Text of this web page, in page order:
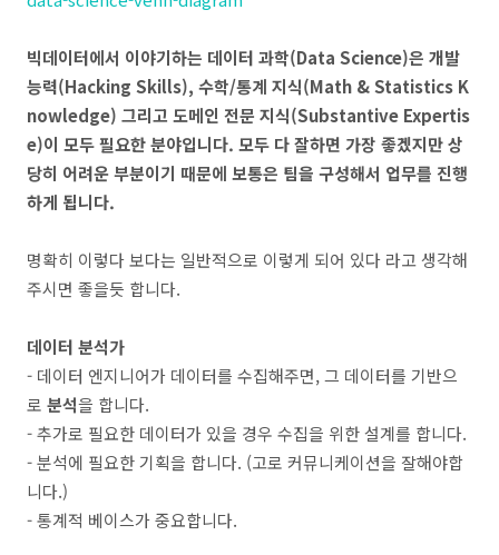
빅데이터에서 이야기하는 데이터 과학(Data Science)은 개발
능력(Hacking Skills), 수학/통계 지식(Math & Statistics K
nowledge) 그리고 도메인 전문 지식(Substantive Expertis
e)이 모두 필요한 분야입니다. 모두 다 잘하면 가장 좋겠지만 상
당히 어려운 부분이기 때문에 보통은 팀을 구성해서 업무를 진행
하게 됩니다.
명확히 이렇다 보다는 일반적으로 이렇게 되어 있다 라고 생각해
주시면 좋을듯 합니다.
데이터 분석가
- 데이터 엔지니어가 데이터를 수집해주면, 그 데이터를 기반으
로 분석을 합니다.
- 추가로 필요한 데이터가 있을 경우 수집을 위한 설계를 합니다.
- 분석에 필요한 기획을 합니다. (고로 커뮤니케이션을 잘해야합
니다.)
- 통계적 베이스가 중요합니다.